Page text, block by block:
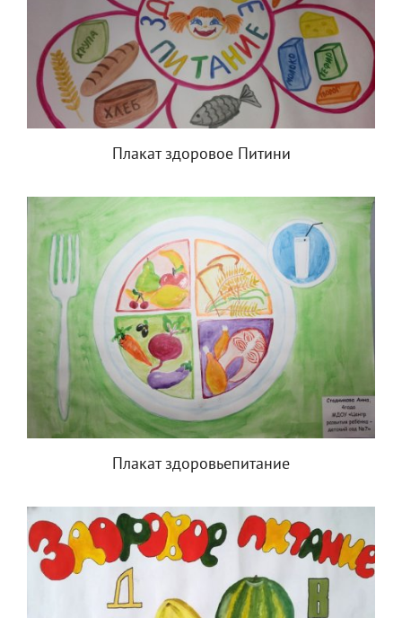
Плакат здоровое Питини
Плакат здоровьепитание